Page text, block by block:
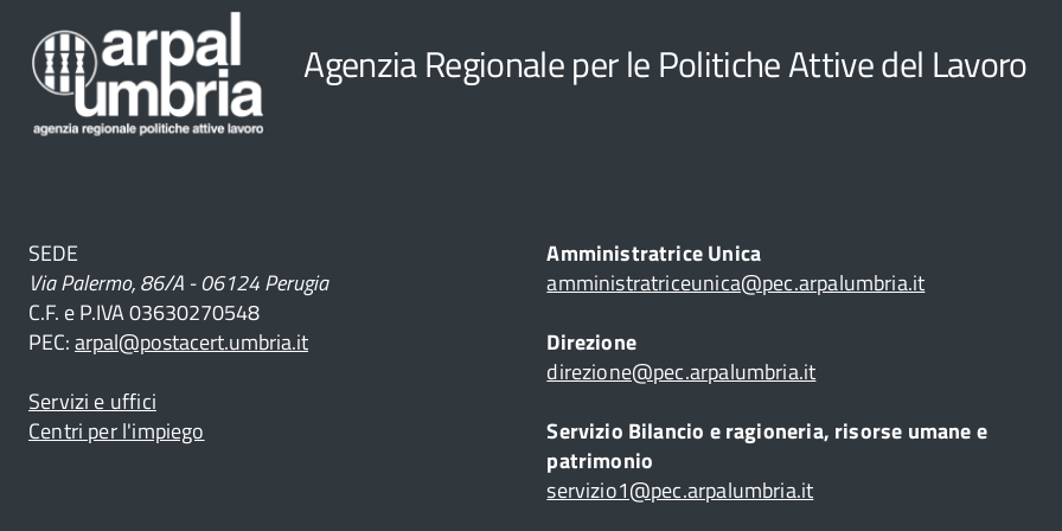
Agenzia Regionale per le Politiche Attive del Lavoro
SEDE
Via Palermo, 86/A - 06124 Perugia
C.F. e P.IVA 03630270548
PEC:arpal@postacert.umbria.it
Servizi e uffici
Centri per l'impiego
Amministratrice Unica
amministratriceunica@pec.arpalumbria.it
Direzione
direzione@pec.arpalumbria.it
Servizio Bilancio e ragioneria, risorse umane e
patrimonio
servizio1@pec.arpalumbria.it